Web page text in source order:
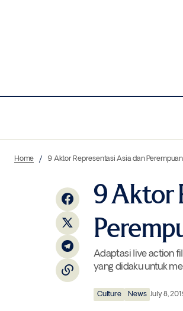
Gucci Luncurkan Koleksi High Jewelry
Pertamanya di Paris
Home 9 Aktor Representasi Asia dan
9 Aktor
Adaptasi live action
yang didaku untuk
Culture News July 8,